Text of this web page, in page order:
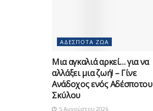
ΑΔΈΣΠΟΤΑ ΖΏΑ
Μια αγκαλιά αρκεί… για να
αλλάξει μια ζωή! – Γίνε
Ανάδοχος ενός Αδέσποτου
Σκύλου
5 Αυγούστου 2026